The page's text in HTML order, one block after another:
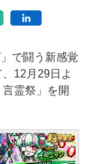
で闘う新感覚
12月29日よ
霊祭」を開